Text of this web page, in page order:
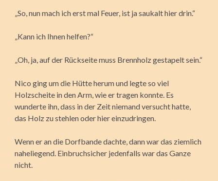
„So, nun mach ich erst mal Feuer, ist ja saukalt hier drin.“
„Kann ich Ihnen helfen?“
„Oh, ja, auf der Rückseite muss Brennholz gestapelt sein.“
Nico ging um die Hütte herum und legte so viel
Holzscheite in den Arm, wie er tragen konnte. Es
wunderte ihn, dass in der Zeit niemand versucht hatte,
das Holz zu stehlen oder hier einzudringen.
Wenn er an die Dorfbande dachte, dann war das ziemlich
naheliegend. Einbruchsicher jedenfalls war das Ganze
nicht.